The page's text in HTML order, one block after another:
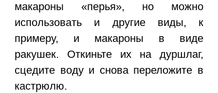
макароны «перья», но можно
использовать и другие виды, к
примеру, и макароны в виде
ракушек. Откиньте их на дуршлаг,
сцедите воду и снова переложите в
кастрюлю.